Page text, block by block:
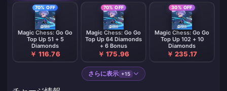
70% OFF
Magic Chess: Go Go
Top Up 51 + 5
Diamonds
￥ 116.76
70% OFF
Magic Chess: Go Go
Top Up 64 Diamonds
+ 6 Bonus
￥ 175.96
30% OFF
Magic Chess: Go Go
Top Up 102 + 10
Diamonds
￥ 235.17
さらに表示 +15